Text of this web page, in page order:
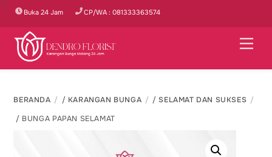
Skip
content
Buka 24 Jam CP/WA : 081333363574
BERANDA / KARANGAN BUNGA / SELAMAT DAN SUKSES
/ BUNGA PAPAN SELAMAT